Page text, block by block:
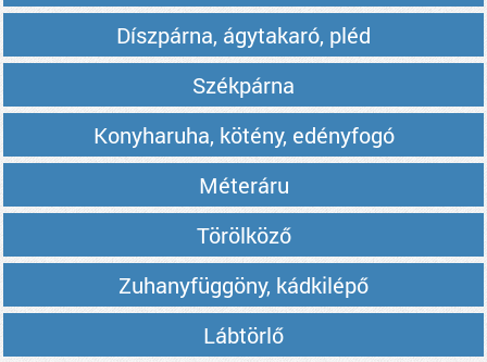
Díszpárna, ágytakaró, pléd
Székpárna
Konyharuha, kötény, edényfogó
Méteráru
Törölköző
Zuhanyfüggöny, kádkilépő
Lábtörlő